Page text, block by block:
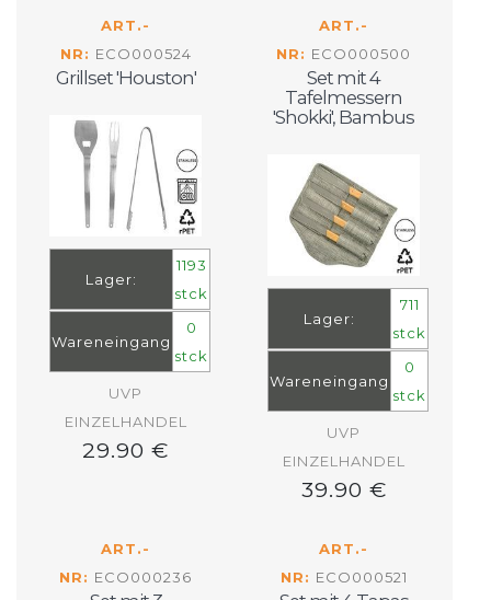
ART.-
NR: ECO000524
Grillset 'Houston'
Lager:
1193
stck
Wareneingang
0
stck
UVP
EINZELHANDEL
29.90 €
ART.-
NR: ECO000500
Set mit 4
Tafelmessern
'Shokki', Bambus
Lager:
711
stck
Wareneingang
0
stck
UVP
EINZELHANDEL
39.90 €
ART.-
NR: ECO000236
ART.-
NR: ECO000521